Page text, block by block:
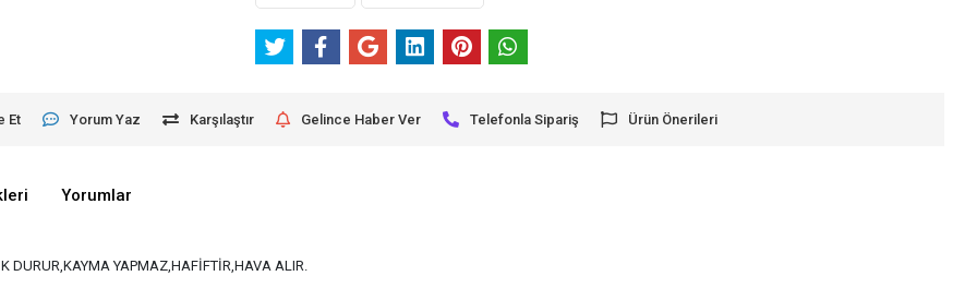
Et Yorum Yaz Karşılaştır Gelince Haber Ver Telefonla Sipariş Ürün Önerileri
Yorumlar
DURUR,KAYMA YAPMAZ,HAFİFTİR,HAVA ALIR.